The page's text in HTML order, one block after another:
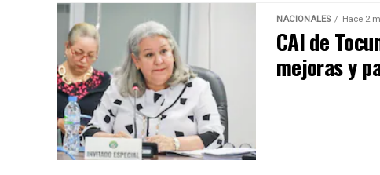
NACIONALES Hace 2
CAI de
mejoras y